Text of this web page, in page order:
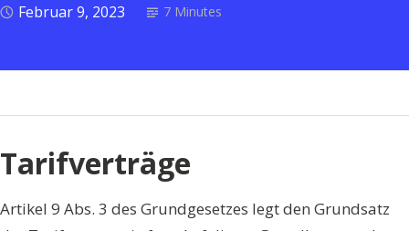
Februar 9, 2023
7 Minutes
Tarifverträge
Artikel 9 Abs. 3 des Grundgesetzes legt den Grundsatz